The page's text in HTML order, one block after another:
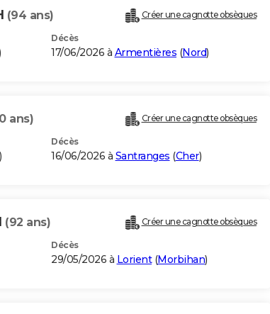
(94 ans) Créer une cagnotte obsèques
Décès
17/06/2026 à Armentières (Nord)
ans) Créer une cagnotte obsèques
)
Décès
16/06/2026 à Santranges (Cher)
(92 ans) Créer une cagnotte obsèques
Décès
29/05/2026 à Lorient(Morbihan)